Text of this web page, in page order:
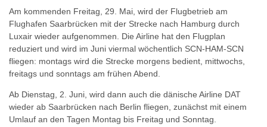
Am kommenden Freitag, 29. Mai, wird der Flugbetrieb am
Flughafen Saarbrücken mit der Strecke nach Hamburg durch
Luxair wieder aufgenommen. Die Airline hat den Flugplan
reduziert und wird im Juni viermal wöchentlich SCN-HAM-SCN
fliegen: montags wird die Strecke morgens bedient, mittwochs,
freitags und sonntags am frühen Abend.
Ab Dienstag, 2. Juni, wird dann auch die dänische Airline DAT
wieder ab Saarbrücken nach Berlin fliegen, zunächst mit einem
Umlauf an den Tagen Montag bis Freitag und Sonntag.